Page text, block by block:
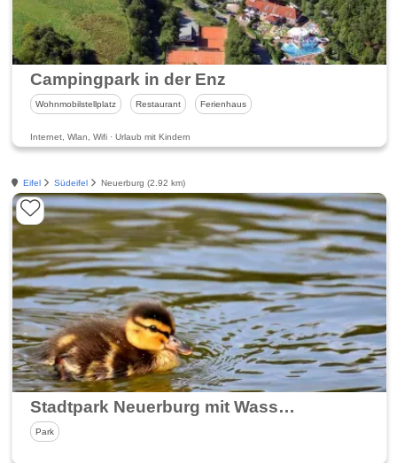
Campingpark in der Enz
Wohnmobilstellplatz Restaurant Ferienhaus
Internet, Wlan, Wifi · Urlaub mit Kindern
Eifel Südeifel Neuerburg (2.92 km)
Stadtpark Neuerburg mit Wasserfällen
Park